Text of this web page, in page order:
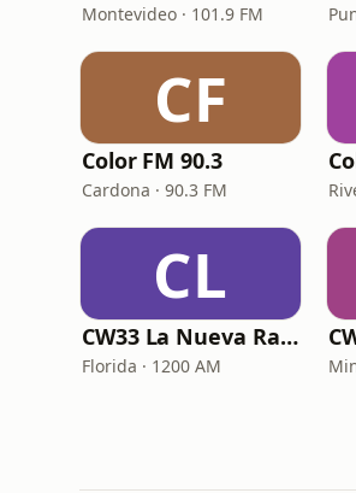
Montevideo · 101.9 FM
CF
Color FM 90.3
Cardona · 90.3 FM
CL
CW33 La Nueva Radio Florida
Florida · 1200 AM